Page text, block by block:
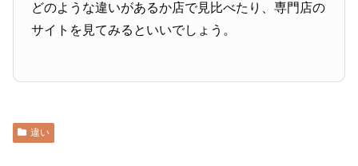
どのような違いがあるか店で見比べたり、専門店の
サイトを見てみるといいでしょう。
違い